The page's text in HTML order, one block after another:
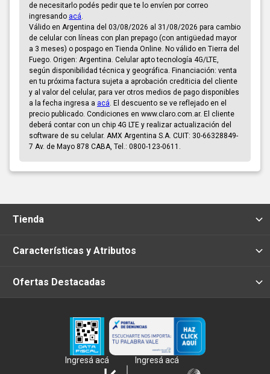
de necesitarlo podés pedir que te lo envíen por correo
ingresando acá
Válido en Argentina del 03/08/2026 al 31/08/2026 para cambio
de celular con líneas con plan prepago (con antigüedad mayor
a 3 meses) o pospago en Tienda Online. No válido en Tierra del
Fuego. Origen: Argentina. Celular apto tecnología 4G/LTE,
según disponibilidad técnica y geográfica. Financiación: venta
en tu próxima factura sujeta a aprobación crediticia del cliente
y al valor del celular, para ver otros medios de pago disponibles
a la fecha ingresa a acá . El descuento se ve reflejado en el
precio publicado. Condiciones en www.claro.com.ar. El cliente
deberá contar con un chip 4G LTE y realizar actualización del
software de su celular. AMX Argentina S.A. CUIT: 30-66328849-
7 Av. de Mayo 878 CABA, Tel.: 0800-123-0611.
Tienda
Características y Atributos
Ofertas Destacadas
Ingresá acá Ingresá acá